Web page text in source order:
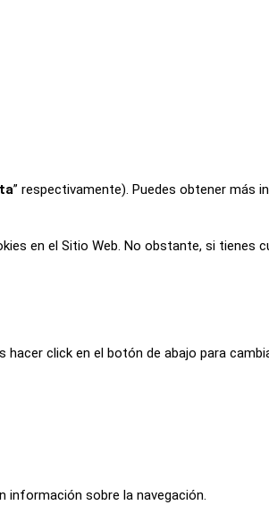
” respectivamente). Puedes obtener más
en el Sitio Web. No obstante, si tienes
click en el botón de abajo para
información sobre la navegación.